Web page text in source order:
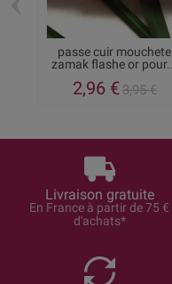
passe cuir mouchete
zamak flashe or
2,96 €3,95 €
Livraison gratuite
En France à partir de 75 €
d'achats*